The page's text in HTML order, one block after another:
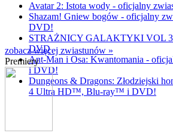
Avatar 2: Istota wody - oficjalny
Shazam! Gniew bogów - oficjalny
DVD!
STRAŻNICY GALAKTYKI VOL
DVD
Ant-Man i Osa: Kwantomania -
i DVD!
Dungeons & Dragons: Złodziejski
4 Ultra HD™, Blu-ray™ i DVD!
zobacz więcej zwiastunów »
Premiery